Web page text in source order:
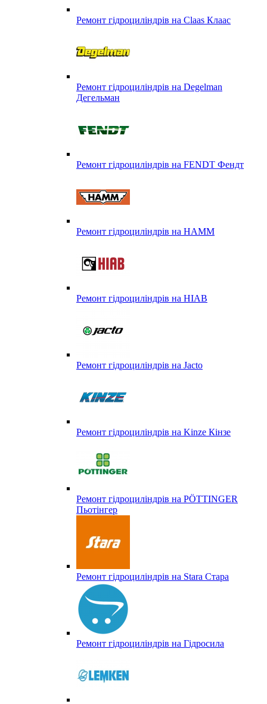
Ремонт гідроциліндрів на Claas Клаас
Ремонт гідроциліндрів на Degelman
Дегельман
Ремонт гідроциліндрів на FENDT Фендт
Ремонт гідроциліндрів на HAMM
Ремонт гідроциліндрів на HIAB
Ремонт гідроциліндрів на Jacto
Ремонт гідроциліндрів на Kinze Кінзе
Ремонт гідроциліндрів на PÖTTINGER
Пьотінгер
Ремонт гідроциліндрів на Stara Стара
Ремонт гідроциліндрів на Гідросила